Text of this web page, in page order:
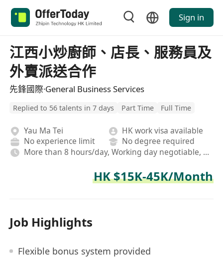
Sign in
江西小炒廚師、店長、服務員及
外賣派送合作
先鋒國際·General Business Services
Replied to 56 talents in 7 days Part Time Full Time
Yau Ma Tei
HK work visa available
No experience limit
No degree required
More than 8 hours/day, Working day negotiable, Hybrid
HK $15K-45K/Month
Job Highlights
Flexible bonus system provided